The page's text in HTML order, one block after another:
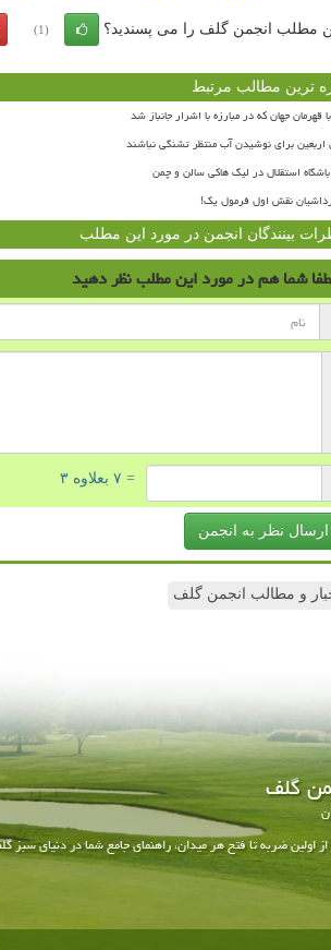
مطلب انجمن گلف را می پسندید؟ (1)
ترین مطالب مرتبط
قهرمان جهان که در مبارزه با اشرار جانباز شد
اربعین برای نوشیدن آب منتظر تشنگی نباشند
استقلال در لیگ هاکی سالن و چمن
نقش اول فرمول یک!
بینندگان انجمن در مورد این مطلب
شما همدر مورد این مطلبنظر دهید
= ۷ بعلاوه ۳
ارسال نظر به انجمن
و مطالب انجمن گلف
گلف
اولین ضربه تا فتح هر میدان، راهنمای جامع شما در دنیای سبز